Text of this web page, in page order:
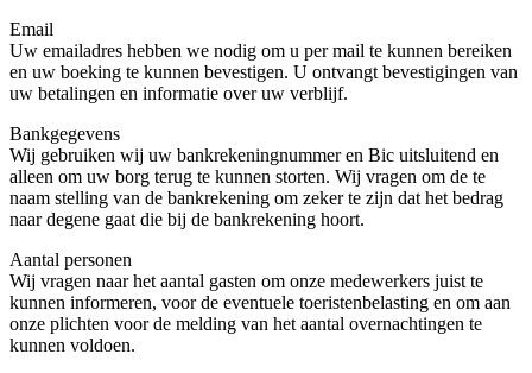
Email
Uw emailadres hebben we nodig om u per mail te kunnen bereiken
en uw boeking te kunnen bevestigen. U ontvangt bevestigingen van
uw betalingen en informatie over uw verblijf.
Bankgegevens
Wij gebruiken wij uw bankrekeningnummer en Bic uitsluitend en
alleen om uw borg terug te kunnen storten. Wij vragen om de te
naam stelling van de bankrekening om zeker te zijn dat het bedrag
naar degene gaat die bij de bankrekening hoort.
Aantal personen
Wij vragen naar het aantal gasten om onze medewerkers juist te
kunnen informeren, voor de eventuele toeristenbelasting en om aan
onze plichten voor de melding van het aantal overnachtingen te
kunnen voldoen.